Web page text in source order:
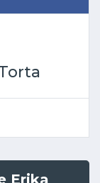
Erika